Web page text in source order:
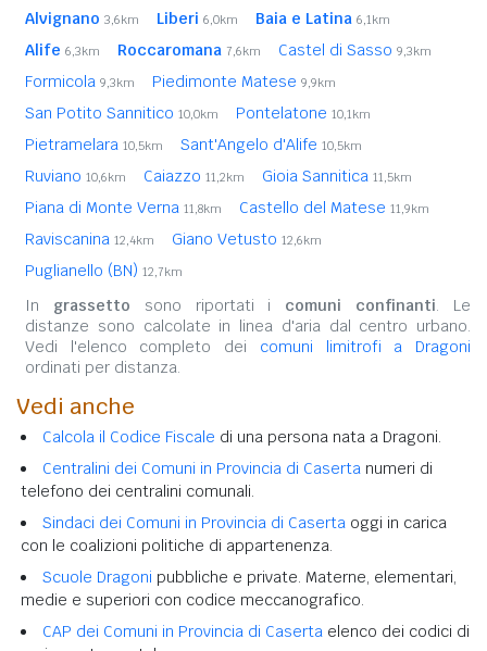
Alvignano 3,6km Liberi 6,0km Baia e Latina 6,1km
Alife 6,3km Roccaromana 7,6km Castel di Sasso 9,3km
Formicola 9,3km Piedimonte Matese 9,9km
San Potito Sannitico 10,0km Pontelatone 10,1km
Pietramelara 10,5km Sant'Angelo d'Alife 10,5km
Ruviano 10,6km Caiazzo 11,2km Gioia Sannitica 11,5km
Piana di Monte Verna 11,8km Castello del Matese 11,9km
Raviscanina 12,4km Giano Vetusto 12,6km
Puglianello (BN) 12,7km
In grassetto sono riportati i comuni confinanti. Le
distanze sono calcolate in linea d'aria dal centro urbano.
Vedi l'elenco completo dei comuni limitrofi a Dragoni
ordinati per distanza.
Vedi anche
Calcola il Codice Fiscale di una persona nata a Dragoni.
Centralini dei Comuni in Provincia di Caserta numeri di
telefono dei centralini comunali.
Sindaci dei Comuni in Provincia di Caserta oggi in carica
con le coalizioni politiche di appartenenza.
Scuole Dragoni pubbliche e private. Materne, elementari,
medie e superiori con codice meccanografico.
CAP dei Comuni in Provincia di Caserta elenco dei codici di